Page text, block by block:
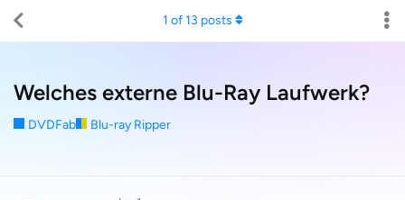
Welches externe Blu-Ray Laufwerk?
DVDFab Blu-ray Ripper
1 of13 posts